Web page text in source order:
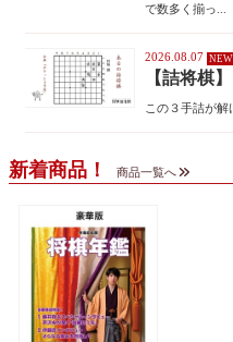
で数多く揃っ...
2026.08.07
【詰将棋
この３手詰が解
新着商品！ 商品一覧へ